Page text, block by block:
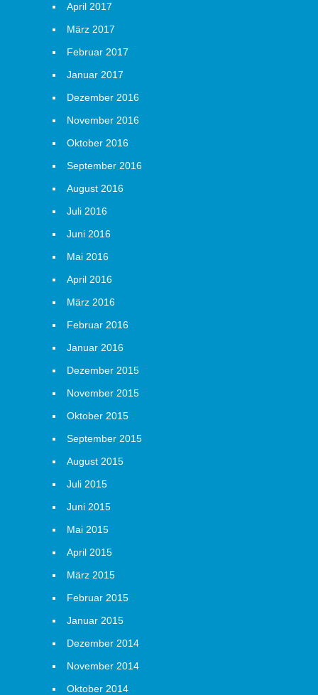
April 2017
März 2017
Februar 2017
Januar 2017
Dezember 2016
November 2016
Oktober 2016
September 2016
August 2016
Juli 2016
Juni 2016
Mai 2016
April 2016
März 2016
Februar 2016
Januar 2016
Dezember 2015
November 2015
Oktober 2015
September 2015
August 2015
Juli 2015
Juni 2015
Mai 2015
April 2015
März 2015
Februar 2015
Januar 2015
Dezember 2014
November 2014
Oktober 2014